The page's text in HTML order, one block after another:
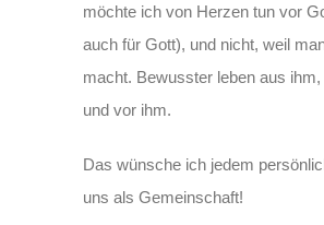
möchte ich von Herzen tun vor
auch für Gott), und nicht, weil
macht. Bewusster leben aus
und vor ihm.
Das wünsche ich jedem
uns als Gemeinschaft!